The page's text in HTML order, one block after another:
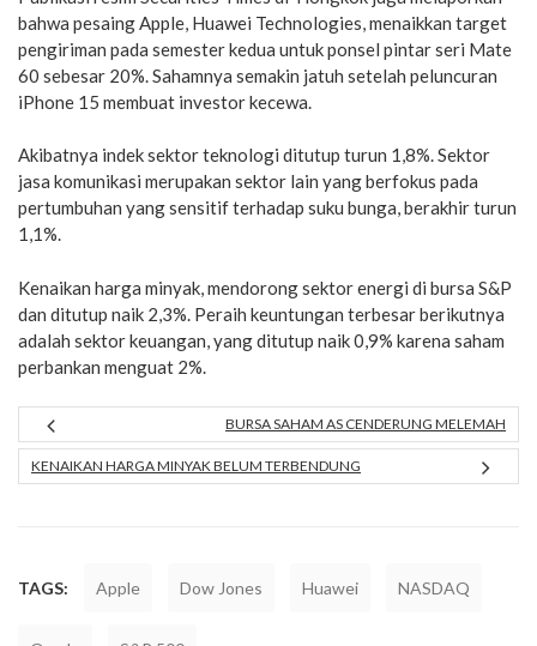
bahwa pesaing Apple, Huawei Technologies, menaikkan target
pengiriman pada semester kedua untuk ponsel pintar seri Mate
60 sebesar 20%. Sahamnya semakin jatuh setelah peluncuran
iPhone 15 membuat investor kecewa.
Akibatnya indek sektor teknologi ditutup turun 1,8%. Sektor
jasa komunikasi merupakan sektor lain yang berfokus pada
pertumbuhan yang sensitif terhadap suku bunga, berakhir turun
1,1%.
Kenaikan harga minyak, mendorong sektor energi di bursa S&P
dan ditutup naik 2,3%. Peraih keuntungan terbesar berikutnya
adalah sektor keuangan, yang ditutup naik 0,9% karena saham
perbankan menguat 2%.
BURSA SAHAM AS CENDERUNG MELEMAH
KENAIKAN HARGA MINYAK BELUM TERBENDUNG
TAGS: Apple Dow Jones Huawei NASDAQ